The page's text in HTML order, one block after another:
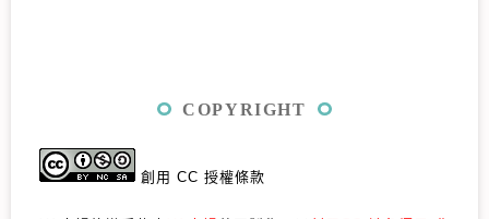
COPYRIGHT
創用 CC 授權條款